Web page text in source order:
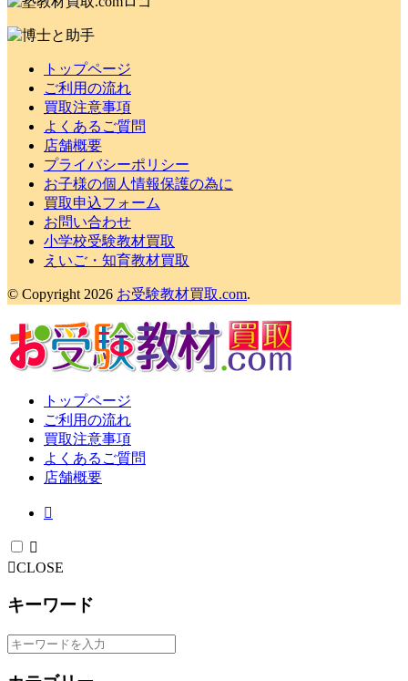
トップページ
ご利用の流れ
買取注意事項
よくあるご質問
店舗概要
プライバシーポリシー
お子様の個人情報保護の為に
買取申込フォーム
お問い合わせ
小学校受験教材買取
えいご・知育教材買取
© Copyright 2026 お受験教材買取.com.
トップページ
ご利用の流れ
買取注意事項
よくあるご質問
店舗概要
CLOSE
キーワード